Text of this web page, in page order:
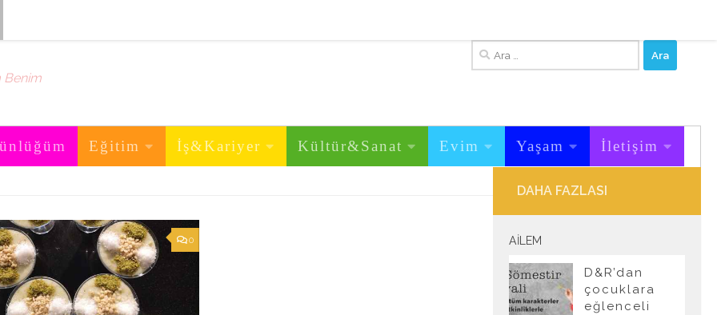
Benim
Arama:
Eğitim İş&Kariyer Kültür&Sanat Evim Yaşam İletişim
0
DAHA FAZLASI
AILEM
D&R’dan
çocuklara
eğlenceli